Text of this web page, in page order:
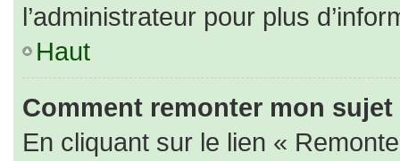
l’administrateur pour plus
Haut
Comment remonter mon sujet
En cliquant sur le lien «